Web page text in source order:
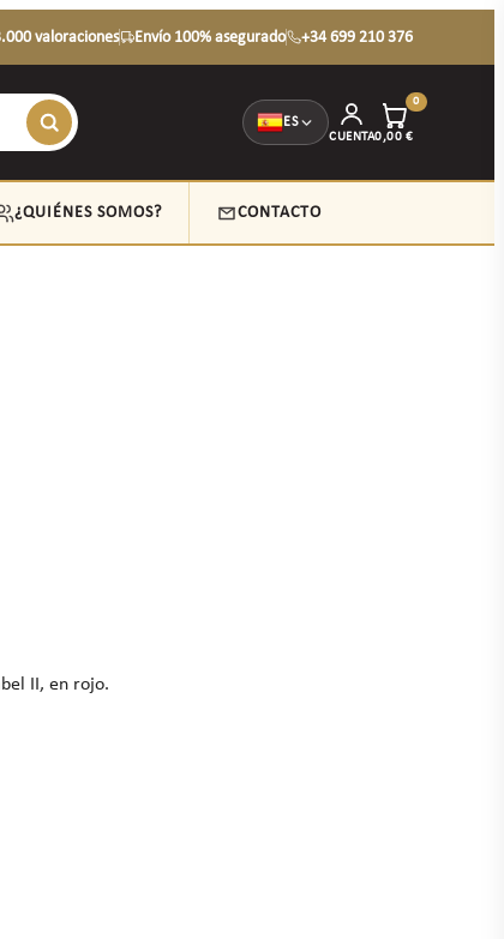
valoraciones Envío 100% asegurado +34 699 210 376
ES
CUENTA
0
0,00 €
¿QUIÉNES SOMOS? CONTACTO
II, en rojo.